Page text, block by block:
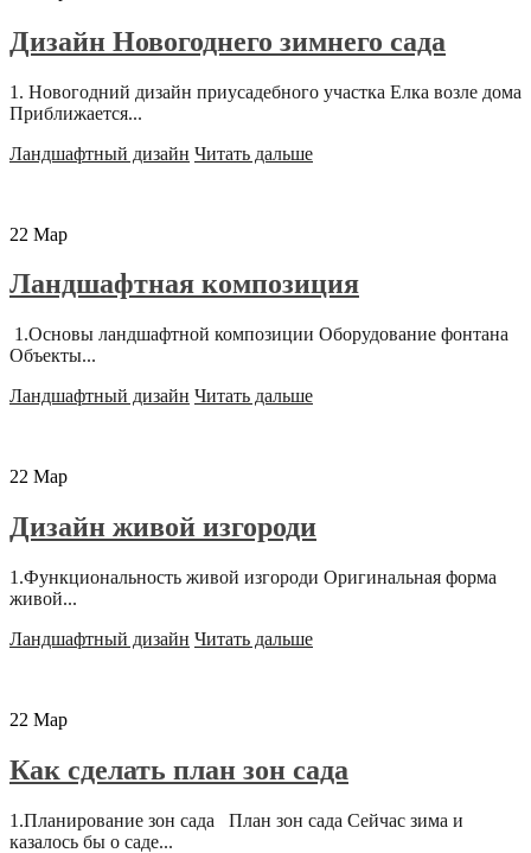
Дизайн Новогоднего зимнего сада
1. Новогодний дизайн приусадебного участка Елка возле дома
Приближается...
Ландшафтный дизайн Читать дальше
22 Мар
Ландшафтная композиция
1.Основы ландшафтной композиции Оборудование фонтана
Объекты...
Ландшафтный дизайн Читать дальше
22 Мар
Дизайн живой изгороди
1.Функциональность живой изгороди Оригинальная форма
живой...
Ландшафтный дизайн Читать дальше
22 Мар
Как сделать план зон сада
1.Планирование зон сада План зон сада Сейчас зима и
казалось бы о саде...